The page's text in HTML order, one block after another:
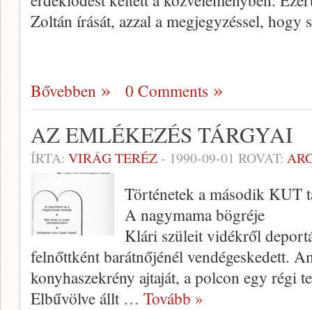
Zoltán írását, azzal a megjegyzéssel, hogy
Bővebben 0 Comments
AZ EMLÉKEZÉS TÁRGYAI
ÍRTA: VIRÁG TERÉZ- 1990-09-01 ROVAT:
Történetek a második KUT
A nagymama bögréje
Klári szüleit vidékről
felnőttként barátnőjénél vendégeskedett.
konyhaszekrény aj­taját, a polcon egy régi
Elbűvölve állt … Tovább »